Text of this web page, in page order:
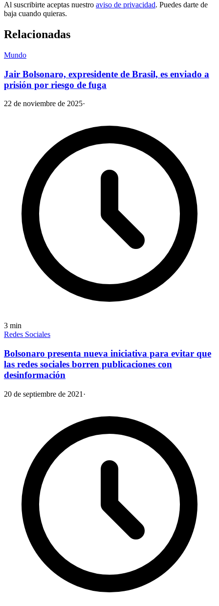
Al suscribirte aceptas nuestro aviso de privacidad. Puedes darte de
baja cuando quieras.
Relacionadas
Mundo
Jair Bolsonaro, expresidente de Brasil, es enviado a
prisión por riesgo de fuga
22 de noviembre de 2025·
3 min
Redes Sociales
Bolsonaro presenta nueva iniciativa para evitar que
las redes sociales borren publicaciones con
desinformación
20 de septiembre de 2021 ·